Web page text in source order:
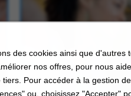
des cookies ainsi que
nos offres, pour nous
tiers. Pour accéder à la gestion
ou, choisissez "Accepter"